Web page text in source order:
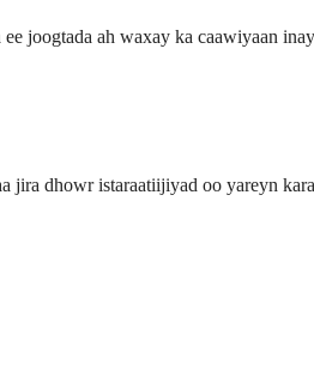
joogtada ah waxay ka caawiyaan
jira dhowr istaraatiijiyad oo yareyn